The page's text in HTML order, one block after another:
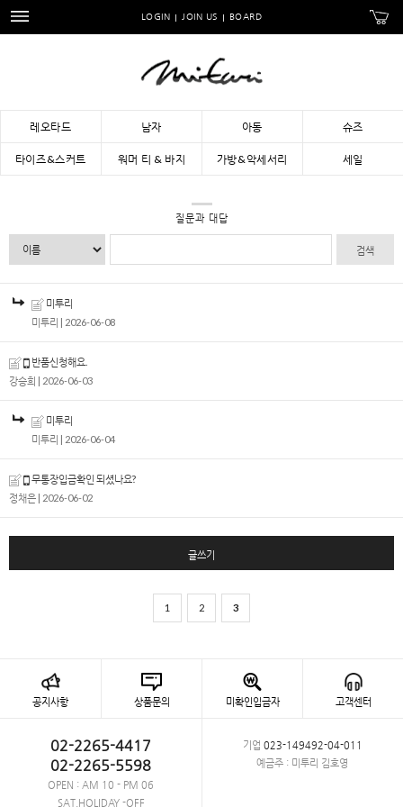
LOGIN JOIN US BOARD
레오타드 남자 아동 슈즈
타이즈&스커트 워머 티 & 바지 가방&악세서리 세일
질문과 대답
검색
미투리
미투리 | 2026-06-08
반품신청해요.
강승희 | 2026-06-03
미투리
미투리 | 2026-06-04
무통장입금확인 되셨나요?
정채은 | 2026-06-02
글쓰기
1 2 3
공지사항 상품문의 미확인입금자 고객센터
02-2265-4417
02-2265-5598
OPEN : AM 10 - PM 06
SAT,HOLIDAY -OFF
기업 023-149492-04-011
예금주 : 미투리 김호영